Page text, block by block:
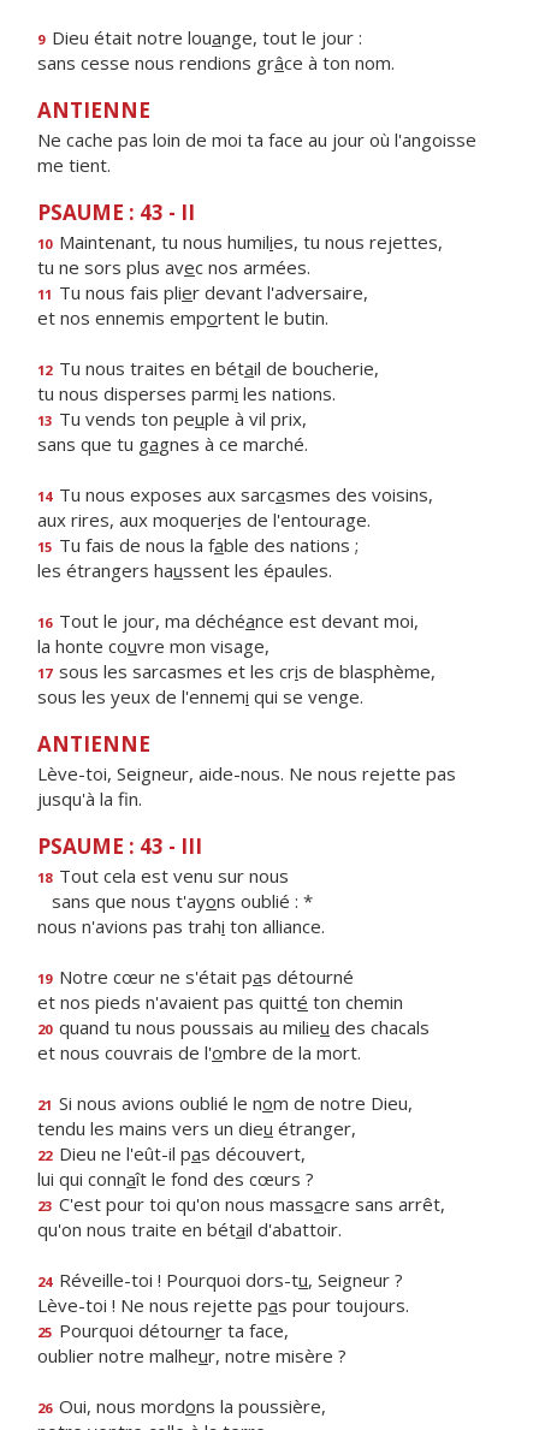
9 Dieu était notre louange, tout le jour :
sans cesse nous rendions grâce à ton nom.
ANTIENNE
Ne cache pas loin de moi ta face au jour où l'angoisse
me tient.
PSAUME : 43 - II
10 Maintenant, tu nous humilies, tu nous rejettes,
tu ne sors plus avec nos armées.
11 Tu nous fais plier devant l'adversaire,
et nos ennemis emportent le butin.
12 Tu nous traites en bétail de boucherie,
tu nous disperses parmi les nations.
13 Tu vends ton peuple à vil prix,
sans que tu gagnes à ce marché.
14 Tu nous exposes aux sarcasmes des voisins,
aux rires, aux moqueries de l'entourage.
15 Tu fais de nous la fable des nations ;
les étrangers haussent les épaules.
16 Tout le jour, ma déchéance est devant moi,
la honte couvre mon visage,
17 sous les sarcasmes et les cris de blasphème,
sous les yeux de l'ennemi qui se venge.
ANTIENNE
Lève-toi, Seigneur, aide-nous. Ne nous rejette pas
jusqu'à la fin.
PSAUME : 43 - III
18 Tout cela est venu sur nous
sans que nous t'ayons oublié : *
nous n'avions pas trahi ton alliance.
19 Notre cœur ne s'était pas détourné
et nos pieds n'avaient pas quitté ton chemin
20 quand tu nous poussais au milieu des chacals
et nous couvrais de l'ombre de la mort.
21 Si nous avions oublié le nom de notre Dieu,
tendu les mains vers un dieu étranger,
22 Dieu ne l'eût-il pas découvert,
lui qui connaît le fond des cœurs ?
23 C'est pour toi qu'on nous massacre sans arrêt,
qu'on nous traite en bétail d'abattoir.
24 Réveille-toi ! Pourquoi dors-tu, Seigneur ?
Lève-toi ! Ne nous rejette pas pour toujours.
25 Pourquoi détourner ta face,
oublier notre malheur, notre misère ?
26 Oui, nous mordons la poussière,